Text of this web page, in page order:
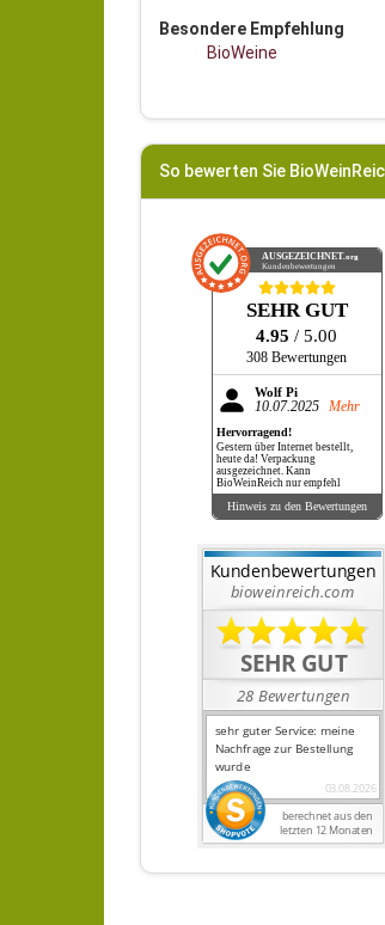
Besondere Empfehlung
BioWeine
So bewerten Sie
AUSGEZEICHNET.org
Kundenbewertungen
SEHR GUT
4.95 / 5.00
308 Bewertungen
Wolf Pi
10.07.2025 Mehr
Hervorragend!
Gestern über Internet bestellt,
heute da! Verpackung
ausgezeichnet. Kann
BioWeinReich nur empfehl
Hinweis zu den Bewertungen